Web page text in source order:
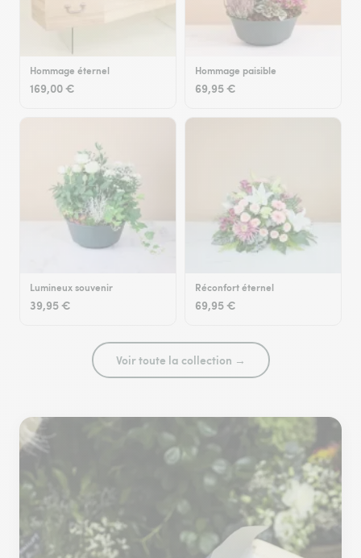
Hommage éternel
169,00 €
Hommage paisible
69,95 €
Lumineux souvenir
39,95 €
Réconfort éternel
69,95 €
Voir toute la collection →